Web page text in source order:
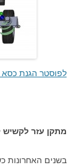
לפוסטר הגנת כסא
מתקן עזר לקשיש
בשנים האחרונות